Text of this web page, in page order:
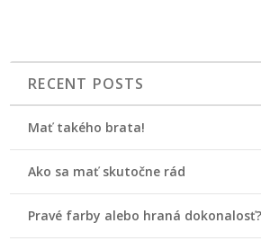
RECENT POSTS
Mať takého brata!
Ako sa mať skutočne rád
Pravé farby alebo hraná dokonalosť?